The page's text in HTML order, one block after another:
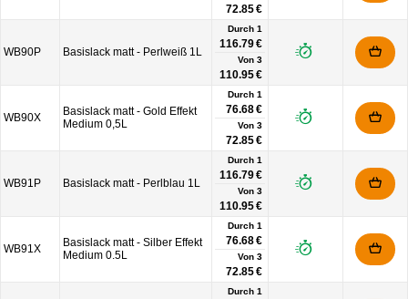
72.85 €
WB90P Basislack matt - Perlweiß 1L
Durch 1
116.79 €
Von 3
110.95 €
WB90X
Basislack matt - Gold Effekt
Medium 0,5L
Durch 1
76.68 €
Von 3
72.85 €
WB91P Basislack matt - Perlblau 1L
Durch 1
116.79 €
Von 3
110.95 €
WB91X
Basislack matt - Silber Effekt
Medium 0.5L
Durch 1
76.68 €
Von 3
72.85 €
Durch 1